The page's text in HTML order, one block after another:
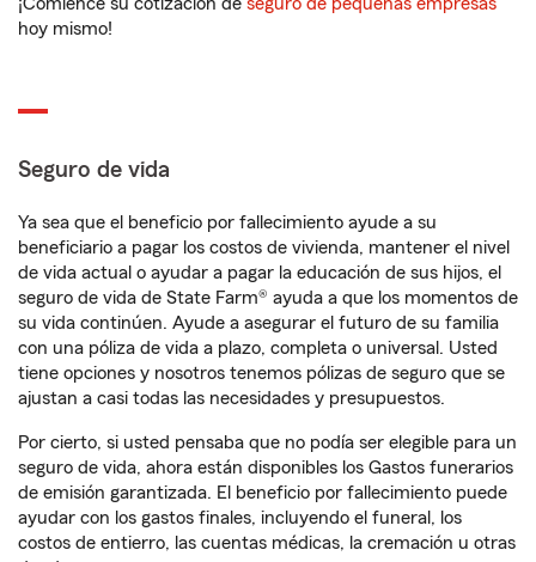
hoy mismo!
Seguro de vida
Ya sea que el beneficio por fallecimiento ayude a su
beneficiario a pagar los costos de vivienda, mantener el nivel
de vida actual o ayudar a pagar la educación de sus hijos, el
seguro de vida de State Farm® ayuda a que los momentos de
su vida continúen. Ayude a asegurar el futuro de su familia
con una póliza de vida a plazo, completa o universal. Usted
tiene opciones y nosotros tenemos pólizas de seguro que se
ajustan a casi todas las necesidades y presupuestos.
Por cierto, si usted pensaba que no podía ser elegible para un
seguro de vida, ahora están disponibles los Gastos funerarios
de emisión garantizada. El beneficio por fallecimiento puede
ayudar con los gastos finales, incluyendo el funeral, los
costos de entierro, las cuentas médicas, la cremación u otras